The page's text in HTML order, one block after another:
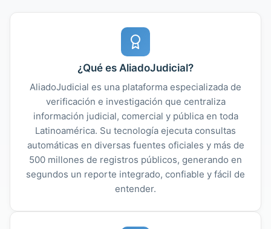
¿Qué es AliadoJudicial?
AliadoJudicial es una plataforma especializada de
verificación e investigación que centraliza
información judicial, comercial y pública en toda
Latinoamérica. Su tecnología ejecuta consultas
automáticas en diversas fuentes oficiales y más de
500 millones de registros públicos, generando en
segundos un reporte integrado, confiable y fácil de
entender.